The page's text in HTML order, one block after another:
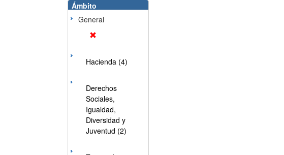
Ámbito
General
Hacienda (4)
Derechos
Sociales,
Igualdad,
Diversidad y
Juventud (2)